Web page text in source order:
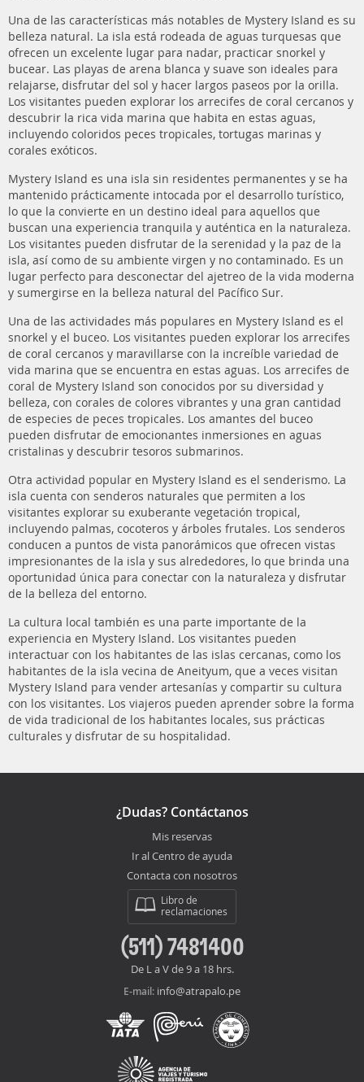
Una de las características más notables de Mystery Island es su
belleza natural. La isla está rodeada de aguas turquesas que
ofrecen un excelente lugar para nadar, practicar snorkel y
bucear. Las playas de arena blanca y suave son ideales para
relajarse, disfrutar del sol y hacer largos paseos por la orilla.
Los visitantes pueden explorar los arrecifes de coral cercanos y
descubrir la rica vida marina que habita en estas aguas,
incluyendo coloridos peces tropicales, tortugas marinas y
corales exóticos.
Mystery Island es una isla sin residentes permanentes y se ha
mantenido prácticamente intocada por el desarrollo turístico,
lo que la convierte en un destino ideal para aquellos que
buscan una experiencia tranquila y auténtica en la naturaleza.
Los visitantes pueden disfrutar de la serenidad y la paz de la
isla, así como de su ambiente virgen y no contaminado. Es un
lugar perfecto para desconectar del ajetreo de la vida moderna
y sumergirse en la belleza natural del Pacífico Sur.
Una de las actividades más populares en Mystery Island es el
snorkel y el buceo. Los visitantes pueden explorar los arrecifes
de coral cercanos y maravillarse con la increíble variedad de
vida marina que se encuentra en estas aguas. Los arrecifes de
coral de Mystery Island son conocidos por su diversidad y
belleza, con corales de colores vibrantes y una gran cantidad
de especies de peces tropicales. Los amantes del buceo
pueden disfrutar de emocionantes inmersiones en aguas
cristalinas y descubrir tesoros submarinos.
Otra actividad popular en Mystery Island es el senderismo. La
isla cuenta con senderos naturales que permiten a los
visitantes explorar su exuberante vegetación tropical,
incluyendo palmas, cocoteros y árboles frutales. Los senderos
conducen a puntos de vista panorámicos que ofrecen vistas
impresionantes de la isla y sus alrededores, lo que brinda una
oportunidad única para conectar con la naturaleza y disfrutar
de la belleza del entorno.
La cultura local también es una parte importante de la
experiencia en Mystery Island. Los visitantes pueden
interactuar con los habitantes de las islas cercanas, como los
habitantes de la isla vecina de Aneityum, que a veces visitan
Mystery Island para vender artesanías y compartir su cultura
con los visitantes. Los viajeros pueden aprender sobre la forma
de vida tradicional de los habitantes locales, sus prácticas
culturales y disfrutar de su hospitalidad.
¿Dudas? Contáctanos
Mis reservas
Ir al Centro de ayuda
Contacta con nosotros
Libro de
reclamaciones
(511) 7481400
De L a V de 9 a 18 hrs.
E-mail: info@atrapalo.pe